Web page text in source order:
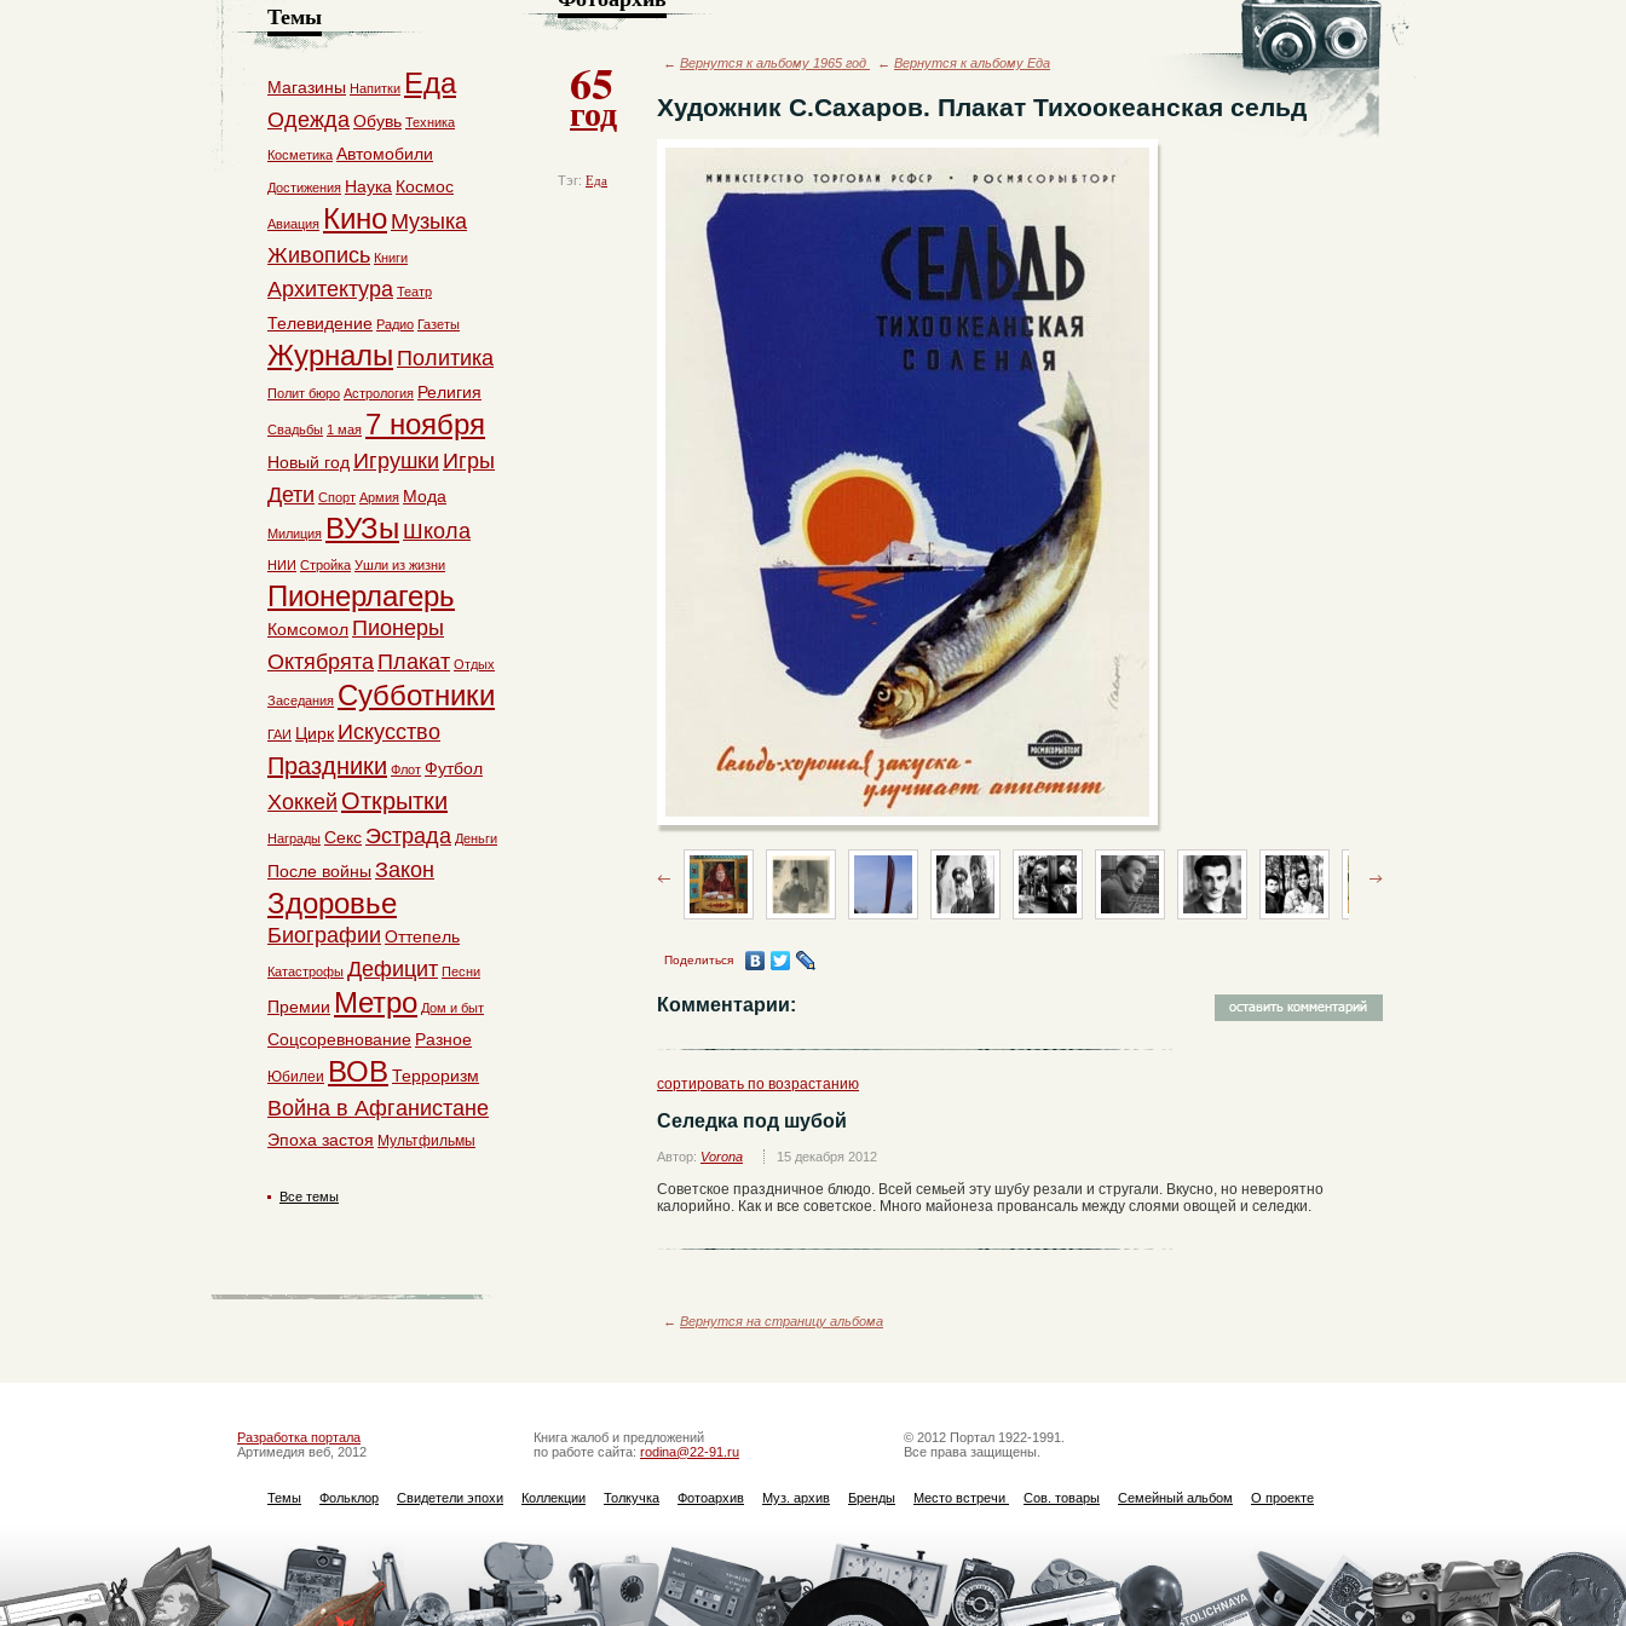
65
год
Тэг: Еда
← Вернутся к альбому 1965 год ← Вернутся к альбому Еда
Художник С.Сахаров. Плакат Тихоокеанская сельд
Поделиться
Комментарии:
сортировать по возрастанию
Селедка под шубой
Автор: Vorona 15 декабря 2012
Советское праздничное блюдо. Всей семьей эту шубу резали и стругали. Вкусно, но невероятно
калорийно. Как и все советское. Много майонеза провансаль между слоями овощей и селедки.
← Вернутся на страницу альбома
Темы
Магазины Напитки Еда
ОдеждаОбувь Техника
Косметика Автомобили
Достижения Наука Космос
Авиация Кино Музыка
Живопись Книги
Архитектура Театр
Телевидение Радио Газеты
Журналы Политика
Полит бюро Астрология Религия
Свадьбы 1 мая 7 ноября
Новый год Игрушки Игры
Дети Спорт Армия Мода
Милиция ВУЗы Школа
НИИ Стройка Ушли из жизни
Пионерлагерь
Комсомол Пионеры
Октябрята Плакат Отдых
Заседания Субботники
ГАИ Цирк Искусство
Праздники Флот Футбол
Хоккей Открытки
Награды Секс Эстрада Деньги
После войны Закон
Здоровье
Биографии Оттепель
Катастрофы Дефицит Песни
Премии Метро Дом и быт
Соцсоревнование Разное
Юбилеи ВОВ Терроризм
Война в Афганистане
Эпоха застоя Мультфильмы
Все темы
Разработка портала
Артимедия веб, 2012
Книга жалоб и предложений
по работе сайта: rodina@22-91.ru
© 2012 Портал 1922-1991.
Все права защищены.
Темы Фольклор Свидетели эпохи Коллекции Толкучка Фотоархив Муз. архив Бренды Место встречи Сов. товары Семейный альбом О проекте